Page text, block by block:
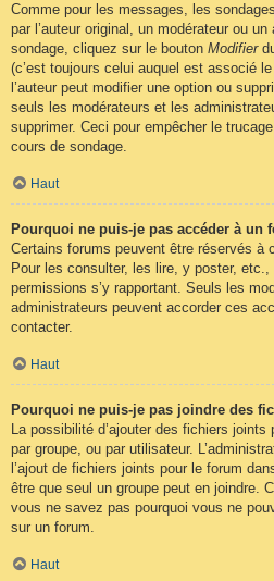
Comme pour les messages, les
par l’auteur original, un modérateur ou
sondage, cliquez sur le bouton Modifier
(c’est toujours celui auquel est associé
l’auteur peut modifier une option ou
seuls les modérateurs et les
supprimer. Ceci pour empêcher le
cours de sondage.
Haut
Pourquoi ne puis-je pas accéder à un
Certains forums peuvent être réservés à
Pour les consulter, les lire, y poster,
permissions s’y rapportant. Seuls les
administrateurs peuvent accorder ces
contacter.
Haut
Pourquoi ne puis-je pas joindre des
La possibilité d’ajouter des fichiers
par groupe, ou par utilisateur.
l’ajout de fichiers joints pour le forum
être que seul un groupe peut en joindre.
vous ne savez pas pourquoi vous ne
sur un forum.
Haut